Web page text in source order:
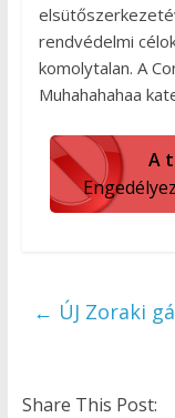
rendvédelmi
komolytalan. A
Muhahahahaa
A
← ÚJ Zoraki
Share This Post: